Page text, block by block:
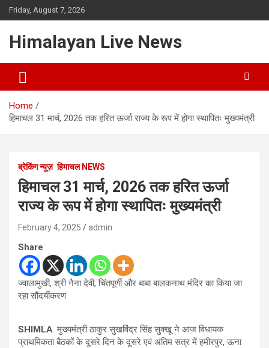
Friday, August 7, 2026
Himalayan Live News
Home
हिमाचल 31 मार्च, 2026 तक हरित ऊर्जा राज्य के रूप में होगा स्थापितः मुख्यमंत्री
ब्रेकिंग न्यूज़ हिमाचल NEWS
हिमाचल 31 मार्च, 2026 तक हरित ऊर्जा
राज्य के रूप में होगा स्थापितः मुख्यमंत्री
February 4, 2025 admin
Share
ज्वालामुखी, श्री नैना देवी, चिंतपूर्णी और बाबा बालकनाथ मंदिर का किया जा
रहा सौंदर्यीकरण
SHIMLA. मुख्यमंत्री ठाकुर सुखविंद्र सिंह सुक्खू ने आज विधायक
प्राथमिकता बैठकों के दूसरे दिन के दूसरे एवं अंतिम सत्र में हमीरपुर, ऊना